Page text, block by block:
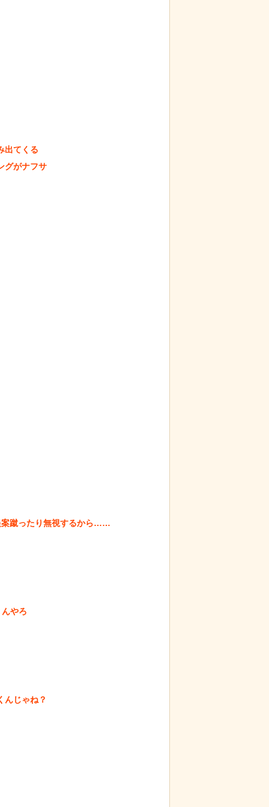
出てくる
グがナフサ
案蹴ったり無視するから……
やろ
んじゃね？
団的な事実